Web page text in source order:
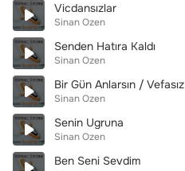
Vicdansızlar
Sinan Ozen
Senden Hatıra Kaldı
Sinan Ozen
Bir Gün Anlarsın / Vefasız
Sinan Ozen
Senin Ugruna
Sinan Ozen
Ben Seni Sevdim